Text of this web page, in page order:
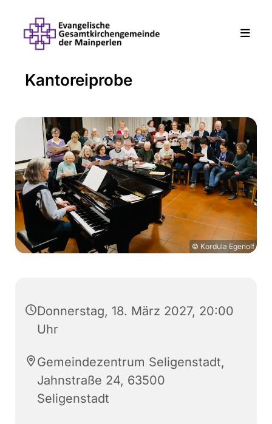
Kantoreiprobe
© Kordula Egenolf
Donnerstag, 18. März 2027, 20:00
Uhr
Gemeindezentrum Seligenstadt,
Jahnstraße 24, 63500
Seligenstadt